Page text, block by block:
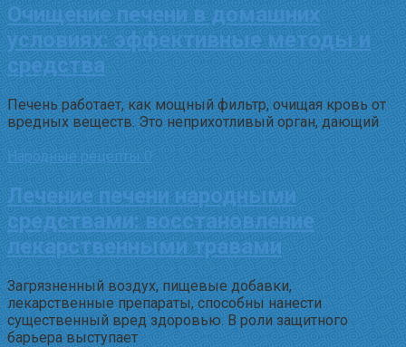
Очищение печени в домашних
условиях: эффективные методы и
средства
Печень работает, как мощный фильтр, очищая кровь от
вредных веществ. Это неприхотливый орган, дающий
Народные рецепты 0
Лечение печени народными
средствами: восстановление
лекарственными травами
Загрязненный воздух, пищевые добавки,
лекарственные препараты, способны нанести
существенный вред здоровью. В роли защитного
барьера выступает